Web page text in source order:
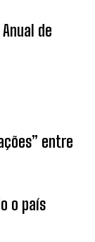
de
entre
o país